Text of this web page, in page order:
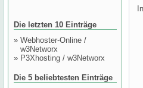
Die letzten 10 Einträge
» Webhoster-Online /
w3Networx
» P3Xhosting / w3Networx
Die 5 beliebtesten Einträge